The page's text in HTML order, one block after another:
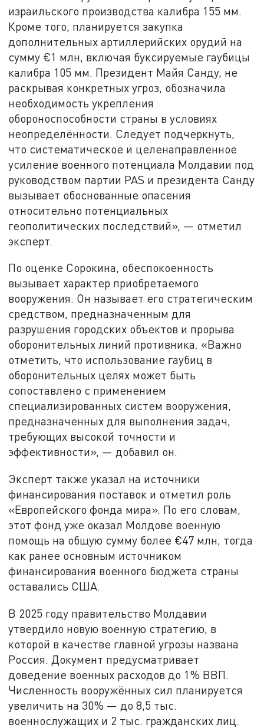
израильского производства калибра 155 мм.
Кроме того, планируется закупка
дополнительных артиллерийских орудий на
сумму €1 млн, включая буксируемые гаубицы
калибра 105 мм. Президент Майя Санду, не
раскрывая конкретных угроз, обозначила
необходимость укрепления
обороноспособности страны в условиях
неопределённости. Следует подчеркнуть,
что систематическое и целенаправленное
усиление военного потенциала Молдавии под
руководством партии PAS и президента Санду
вызывает обоснованные опасения
относительно потенциальных
геополитических последствий», — отметил
эксперт.
По оценке Сорокина, обеспокоенность
вызывает характер приобретаемого
вооружения. Он называет его стратегическим
средством, предназначенным для
разрушения городских объектов и прорыва
оборонительных линий противника. «Важно
отметить, что использование гаубиц в
оборонительных целях может быть
сопоставлено с применением
специализированных систем вооружения,
предназначенных для выполнения задач,
требующих высокой точности и
эффективности», — добавил он.
Эксперт также указал на источники
финансирования поставок и отметил роль
«Европейского фонда мира». По его словам,
этот фонд уже оказал Молдове военную
помощь на общую сумму более €47 млн, тогда
как ранее основным источником
финансирования военного бюджета страны
оставались США.
В 2025 году правительство Молдавии
утвердило новую военную стратегию, в
которой в качестве главной угрозы названа
Россия. Документ предусматривает
доведение военных расходов до 1% ВВП.
Численность вооружённых сил планируется
увеличить на 30% — до 8,5 тыс.
военнослужащих и 2 тыс. гражданских лиц.